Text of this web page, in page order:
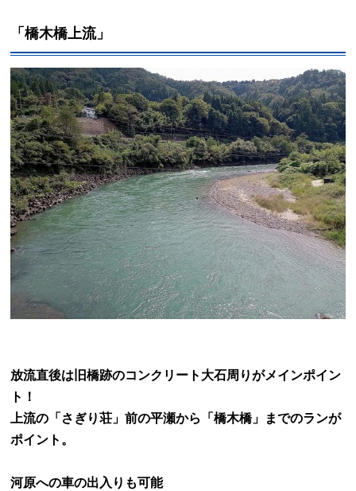
「橋木橋上流」
放流直後は旧橋跡のコンクリート大石周りがメインポイン
ト！
上流の「さぎり荘」前の平瀬から「橋木橋」までのランが
ポイント。
河原への車の出入りも可能